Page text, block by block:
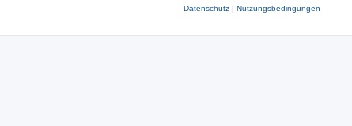
Datenschutz| Nutzungsbedingungen